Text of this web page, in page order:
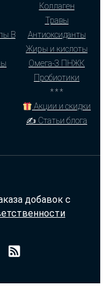
В
Коллаген
Травы
Антиоксиданты
Жиры и кислоты
Омега-3 ПНЖК
Пробиотики
* * *
Акции и скидки
✍ Статьи блога
добавок с